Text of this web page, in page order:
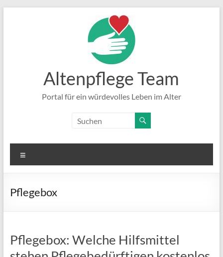
Altenpflege Team
Portal für ein würdevolles Leben im Alter
Pflegebox
Pflegebox: Welche Hilfsmittel